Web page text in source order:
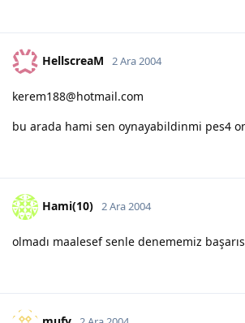
HellscreaM 2 Ara 2004
kerem188@hotmail.com
bu arada hami sen oynayabildinmi pes4
Hami(10) 2 Ara 2004
olmadı maalesef senle denememiz